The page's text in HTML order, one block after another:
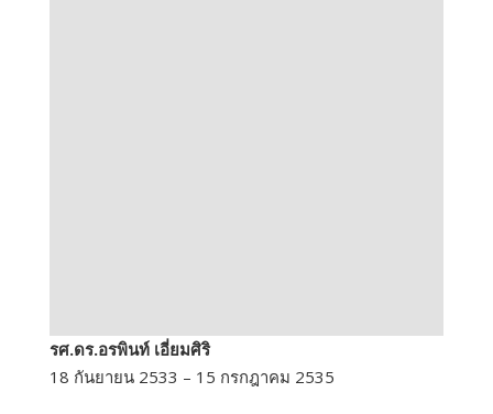
รศ.ดร.อรพินท์ เอี่ยมศิริ
18 กันยายน 2533 – 15 กรกฎาคม 2535